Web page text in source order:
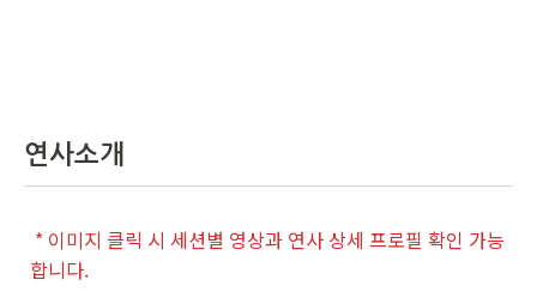
연사소개
* 이미지 클릭 시 세션별 영상과 연사 상세 프로필 확인 가능
합니다.